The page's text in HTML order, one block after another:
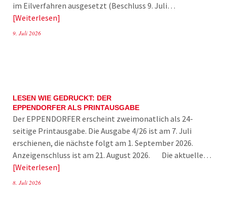
im Eilverfahren ausgesetzt (Beschluss 9. Juli…
Weiterlesen
9. Juli 2026
LESEN WIE GEDRUCKT: DER
EPPENDORFER ALS PRINTAUSGABE
Der EPPENDORFER erscheint zweimonatlich als 24-
seitige Printausgabe. Die Ausgabe 4/26 ist am 7. Juli
erschienen, die nächste folgt am 1. September 2026.
Anzeigenschluss ist am 21. August 2026. Die aktuelle…
Weiterlesen
8. Juli 2026